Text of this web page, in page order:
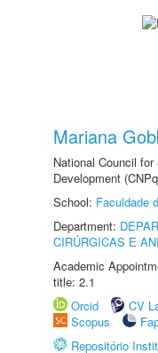
Mariana
National Council
Development
School: Faculdade
Department:
CIRÚRGICAS E
Academic
title: 2.1
Orcid
CV
Scopus
Repositório